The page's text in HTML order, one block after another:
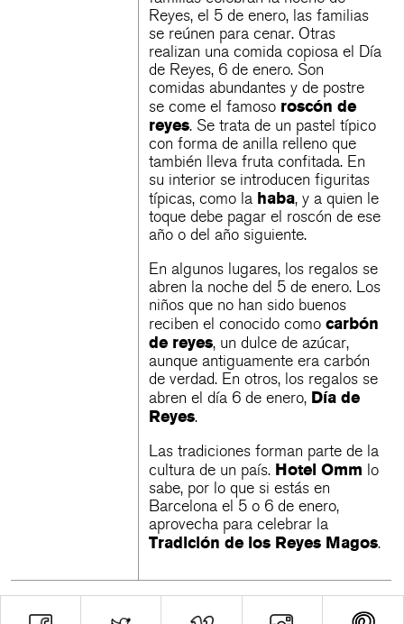
Reyes, el 5 de enero, las familias
se reúnen para cenar. Otras
realizan una comida copiosa el Día
de Reyes, 6 de enero. Son
comidas abundantes y de postre
se come el famoso roscón de
reyes. Se trata de un pastel típico
con forma de anilla relleno que
también lleva fruta confitada. En
su interior se introducen figuritas
típicas, como la haba, y a quien le
toque debe pagar el roscón de ese
año o del año siguiente.
En algunos lugares, los regalos se
abren la noche del 5 de enero. Los
niños que no han sido buenos
reciben el conocido comocarbón
de reyes, un dulce de azúcar,
aunque antiguamente era carbón
de verdad. En otros, los regalos se
abren el día 6 de enero, Día de
Reyes.
Las tradiciones forman parte de la
cultura de un país. Hotel Omm lo
sabe, por lo que si estás en
Barcelona el 5 o 6 de enero,
aprovecha para celebrar la
Tradición de los Reyes Magos.